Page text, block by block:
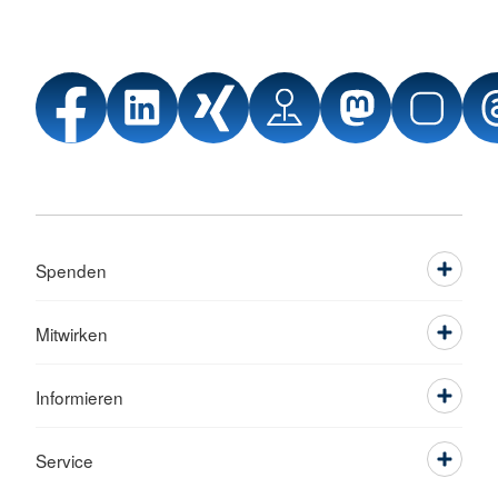
Spenden
Mitwirken
Informieren
Service